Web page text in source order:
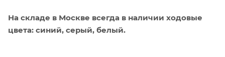
На складе в Москве всегда в наличии ходовые
цвета: синий, серый, белый.
взаимодействие с ним. Подробнее - в
Политике . Подтвердите ваше согласие,